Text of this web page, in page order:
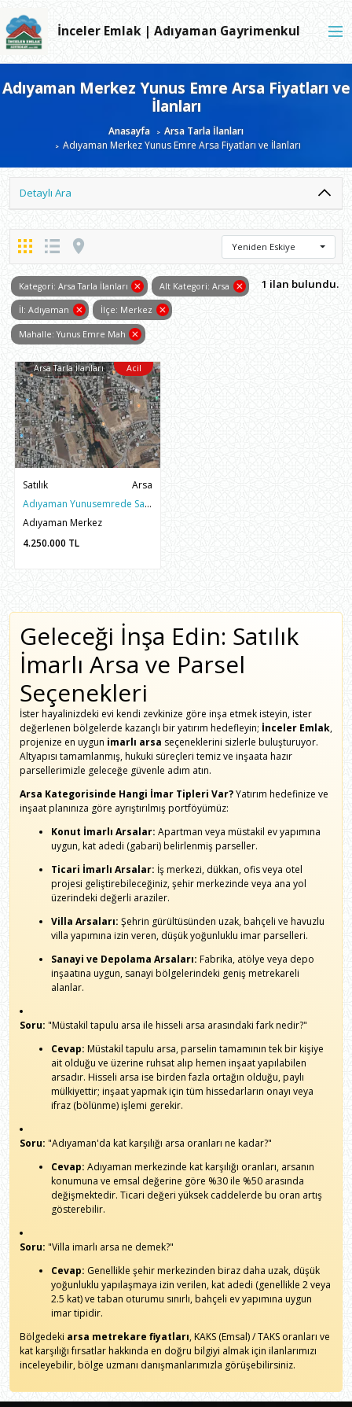
İnceler Emlak | Adıyaman Gayrimenkul
Adıyaman Merkez Yunus Emre Arsa Fiyatları ve
İlanları
Anasayfa
Arsa Tarla İlanları
Adıyaman Merkez Yunus Emre Arsa Fiyatları ve İlanları
Detaylı Ara
Yeniden Eskiye
1 ilan bulundu.
Kategori: Arsa Tarla İlanları Alt Kategori: Arsa
İl: Adıyaman İlçe: Merkez
Mahalle: Yunus Emre Mah
Arsa Tarla İlanları Acil
Satılık
Arsa
Adıyaman Yunusemrede Satılık 557m2 Fırsat Arsa
Adıyaman Merkez
4.250.000 TL
Geleceği İnşa Edin: Satılık
İmarlı Arsa ve Parsel
Seçenekleri
İster hayalinizdeki evi kendi zevkinize göre inşa etmek isteyin, ister
değerlenen bölgelerde kazançlı bir yatırım hedefleyin; İnceler Emlak,
projenize en uygun imarlı arsa seçeneklerini sizlerle buluşturuyor.
Altyapısı tamamlanmış, hukuki süreçleri temiz ve inşaata hazır
parsellerimizle geleceğe güvenle adım atın.
Arsa Kategorisinde Hangi İmar Tipleri Var?Yatırım hedefinize ve
inşaat planınıza göre ayrıştırılmış portföyümüz:
Konut İmarlı Arsalar: Apartman veya müstakil ev yapımına
uygun, kat adedi (gabari) belirlenmiş parseller.
Ticari İmarlı Arsalar: İş merkezi, dükkan, ofis veya otel
projesi geliştirebileceğiniz, şehir merkezinde veya ana yol
üzerindeki değerli araziler.
Villa Arsaları: Şehrin gürültüsünden uzak, bahçeli ve havuzlu
villa yapımına izin veren, düşük yoğunluklu imar parselleri.
Sanayi ve Depolama Arsaları: Fabrika, atölye veya depo
inşaatına uygun, sanayi bölgelerindeki geniş metrekareli
alanlar.
Soru: "Müstakil tapulu arsa ile hisseli arsa arasındaki fark nedir?"
Cevap: Müstakil tapulu arsa, parselin tamamının tek bir kişiye
ait olduğu ve üzerine ruhsat alıp hemen inşaat yapılabilen
arsadır. Hisseli arsa ise birden fazla ortağın olduğu, paylı
mülkiyettir; inşaat yapmak için tüm hissedarların onayı veya
ifraz (bölünme) işlemi gerekir.
Soru: "Adıyaman'da kat karşılığı arsa oranları ne kadar?"
Cevap: Adıyaman merkezinde kat karşılığı oranları, arsanın
konumuna ve emsal değerine göre %30 ile %50 arasında
değişmektedir. Ticari değeri yüksek caddelerde bu oran artış
gösterebilir.
Soru: "Villa imarlı arsa ne demek?"
Cevap: Genellikle şehir merkezinden biraz daha uzak, düşük
yoğunluklu yapılaşmaya izin verilen, kat adedi (genellikle 2 veya
2.5 kat) ve taban oturumu sınırlı, bahçeli ev yapımına uygun
imar tipidir.
Bölgedeki arsa metrekare fiyatları, KAKS (Emsal) / TAKS oranları ve
kat karşılığı fırsatlar hakkında en doğru bilgiyi almak için ilanlarımızı
inceleyebilir, bölge uzmanı danışmanlarımızla görüşebilirsiniz.